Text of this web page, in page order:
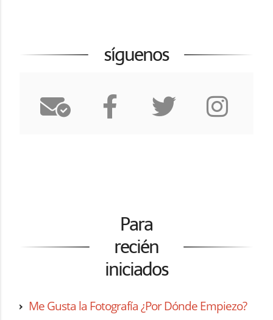
síguenos
Para
recién
iniciados
Me Gusta la Fotografía ¿Por Dónde Empiezo?